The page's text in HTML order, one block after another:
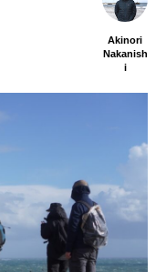
Akinori
Nakanish
i